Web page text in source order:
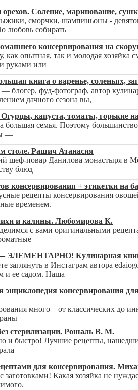
орехов. Соление, маринование,
сморчки, шампиньоны -
любовь собирать
консервирования на
как опытная, так и молодая хозяйка
руками или
книга о варенье, соленьях,
блогер, фуд-фотограф, автор
дачного сезона вы,
капуста, томаты, горькие
семья. Поэтому
—
столе. Рашич Атанасия
шеф-повар Данилова монастыря в
блюд
консервирования + этикетки на
рецепты консервирования
временем.
и калины. Любомирова К.
с вами оригинальными
Кулинарная книга
заглянуть в Инстаграм автора
и ее садом. Наша
энциклопедия консервирования
много – от классических до
стерилизации. Рошаль В. М.
и быстро! Лучшие рецепты,
для консервирования.
заготовками! Какая хозяйка не